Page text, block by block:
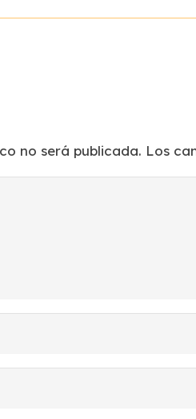
no será publicada. Los